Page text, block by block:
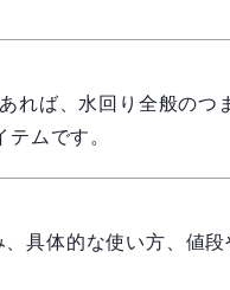
れば、水回り全般のつ
ムです。
具体的な使い方、値